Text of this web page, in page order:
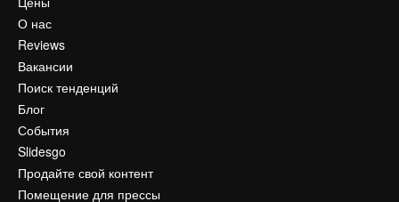
О нас
Reviews
Вакансии
Поиск тенденций
Блог
События
Slidesgo
Продайте свой контент
Помещение для прессы